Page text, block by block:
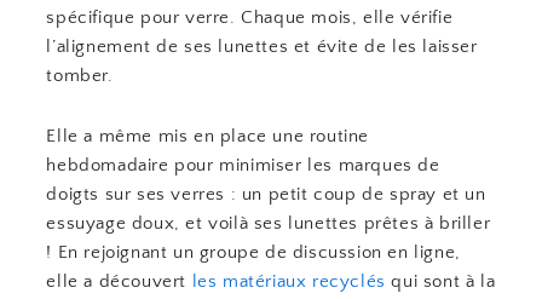
spécifique pour verre. Chaque mois, elle vérifie
l’alignement de ses lunettes et évite de les laisser
tomber.
Elle a même mis en place une routine
hebdomadaire pour minimiser les marques de
doigts sur ses verres : un petit coup de spray et un
essuyage doux, et voilà ses lunettes prêtes à briller
! En rejoignant un groupe de discussion en ligne,
elle a découvert les matériaux recyclés qui sont à la